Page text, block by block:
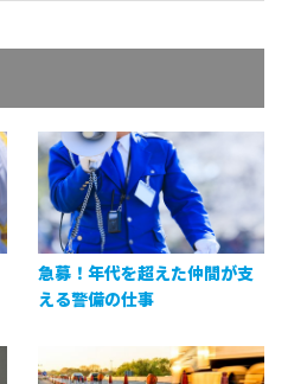
急募！年代を超えた仲間が支
える警備の仕事